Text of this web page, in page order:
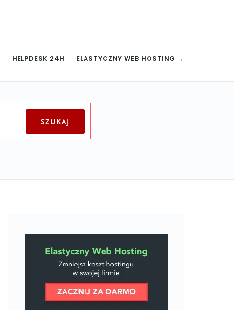
HELPDESK 24H ELASTYCZNY WEB HOSTING →